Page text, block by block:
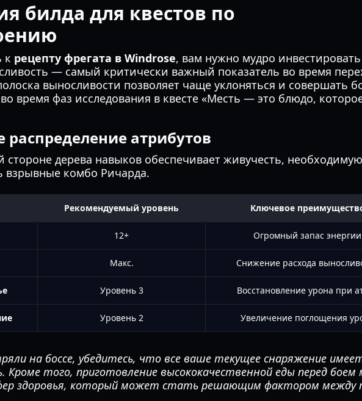
билда для квестов по
к рецепту фрегата в Windrose, вам нужно мудро
— самый критически важный показатель во время
выносливости позволяет чаще уклоняться и совершать
время фаз исследования в квесте «Месть — это блюдо,
атрибутов
стороне дерева навыков обеспечивает живучесть,
взрывные комбо Ричарда.
Рекомендуемый уровень Ключевое
12+ Огромный запас энергии
Макс. Снижение расхода
Уровень 3 Восстановление урона при
Уровень 2 Увеличение поглощения
на боссе, убедитесь, что все ваше текущее снаряжение
Кроме того, приготовление высококачественной еды перед
здоровья, который может стать решающим фактором между